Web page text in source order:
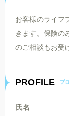
お客様のライフ
きます。保険の
のご相談もお受
PROFILE プ
氏名